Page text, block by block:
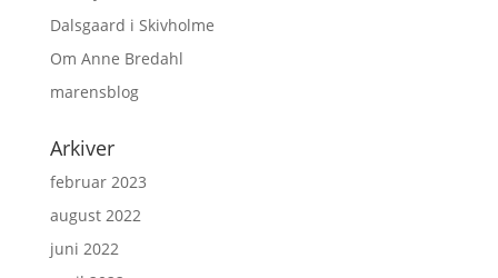
Dalsgaard i Skivholme
Om Anne Bredahl
marensblog
Arkiver
februar 2023
august 2022
juni 2022